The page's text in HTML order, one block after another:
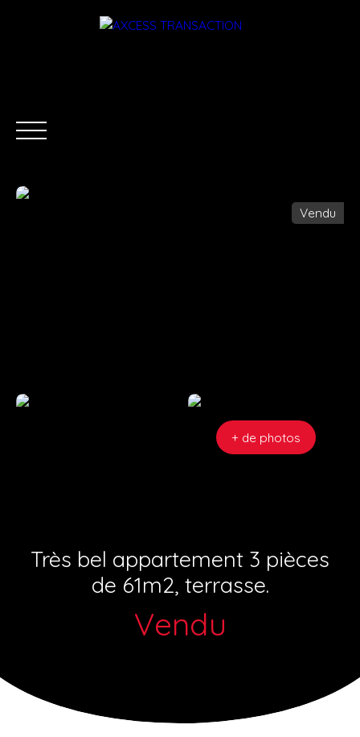
Vendu
+ de photos
Très bel appartement 3 pièces
de 61m2, terrasse.
Vendu